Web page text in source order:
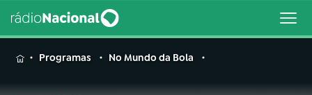
MENUProgramas No Mundo da Bola